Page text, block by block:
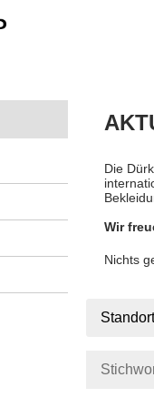
Die
Wir
Nichts
Standort